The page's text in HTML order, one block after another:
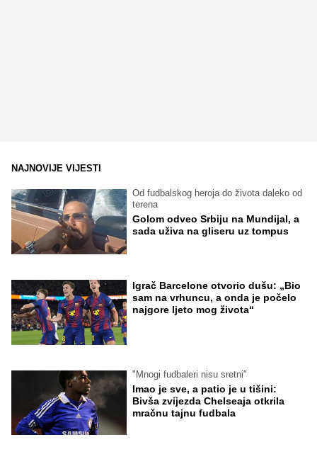
NAJNOVIJE VIJESTI
Od fudbalskog heroja do života daleko od
terena
Golom odveo Srbiju na Mundijal, a
sada uživa na gliseru uz tompus
Igrač Barcelone otvorio dušu: „Bio
sam na vrhuncu, a onda je počelo
najgore ljeto mog života“
"Mnogi fudbaleri nisu sretni"
Imao je sve, a patio je u tišini:
Bivša zvijezda Chelseaja otkrila
mračnu tajnu fudbala